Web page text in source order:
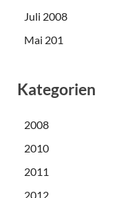
Juli 2008
Mai 201
Kategorien
2008
2010
2011
2012